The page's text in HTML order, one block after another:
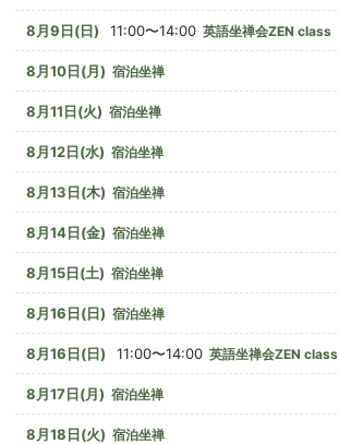
8月9日(日) 11:00〜14:00 英語坐禅会ZEN class
8月10日(月) 宿泊坐禅
8月11日(火) 宿泊坐禅
8月12日(水) 宿泊坐禅
8月13日(木) 宿泊坐禅
8月14日(金) 宿泊坐禅
8月15日(土) 宿泊坐禅
8月16日(日) 宿泊坐禅
8月16日(日) 11:00〜14:00 英語坐禅会ZEN class
8月17日(月) 宿泊坐禅
8月18日(火) 宿泊坐禅